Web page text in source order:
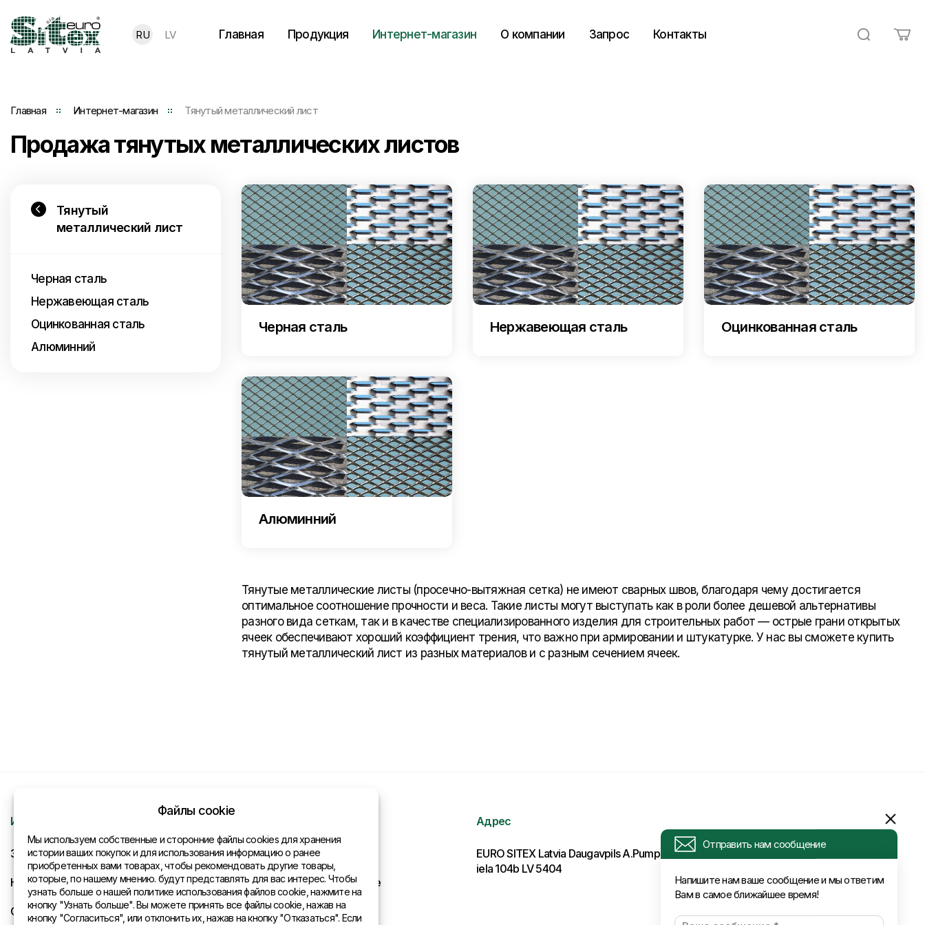
RU LV Главная Продукция Интернет-магазин О компании Запрос Контакты
Главная Интернет-магазин Тянутый металлический лист
Продажа тянутых металлических листов
Тянутый
металлический лист
Черная сталь
Нержавеющая сталь
Оцинкованная сталь
Алюминний
Черная сталь Нержавеющая сталь Оцинкованная сталь
Алюминний
Тянутые металлические листы (просечно-вытяжная сетка) не имеют сварных швов, благодаря чему достигается
оптимальное соотношение прочности и веса. Такие листы могут выступать как в роли более дешевой альтернативы
разного вида сеткам, так и в качестве специализированного изделия для строительных работ — острые грани открытых
ячеек обеспечивают хороший коэффициент трения, что важно при армировании и штукатурке. У нас вы сможете купить
тянутый металлический лист из разных материалов и с разным сечением ячеек.
Информация
Запрос
Новости
Оплата и доставка
Общая информация
Представительства в мире
Адрес
EURO SITEX Latvia Daugavpils A.Pumpura
iela 104b LV 5404
Файлы cookie
Мы используем собственные и сторонние файлы cookies для хранения
истории ваших покупок и для использования информацию о ранее
приобретенных вами товарах, чтобы рекомендовать другие товары,
которые, по нашему мнению. будут представлять для вас интерес. Чтобы
узнать больше о нашей политике использования файлов cookie, нажмите на
кнопку "Узнать больше". Вы можете принять все файлы cookie, нажав на
кнопку "Согласиться", или отклонить их, нажав на кнопку "Отказаться". Если